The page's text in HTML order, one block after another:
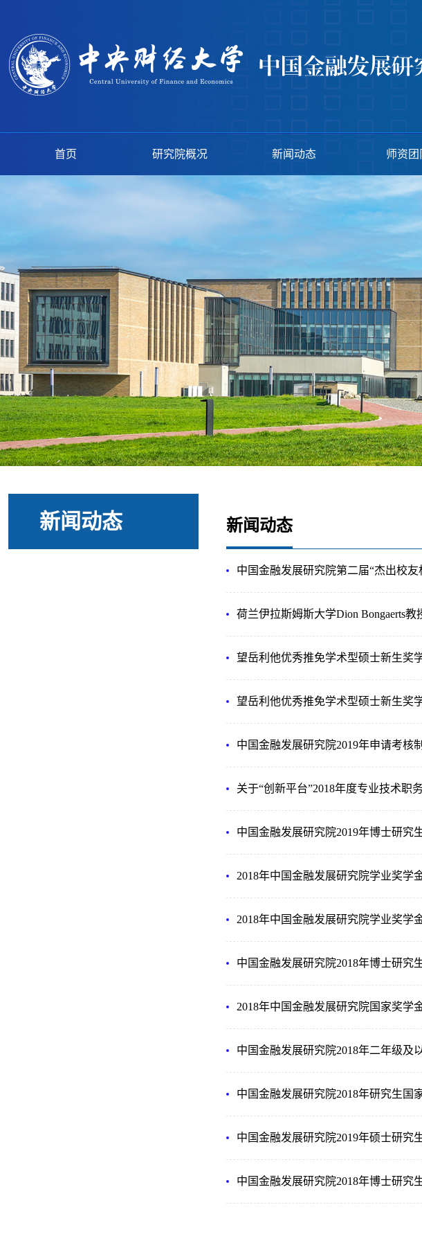
首页 研究院概况 新闻动态 师资团
新闻动态 新闻动态
中国金融发展研究院第二届“杰出校
荷兰伊拉斯姆斯大学Dion Bongaerts
望岳利他优秀推免学术型硕士新生奖
望岳利他优秀推免学术型硕士新生奖
中国金融发展研究院2019年申请考核
关于“创新平台”2018年度专业技术职
中国金融发展研究院2019年博士研究
2018年中国金融发展研究院学业奖学
2018年中国金融发展研究院学业奖学
中国金融发展研究院2018年博士研究
2018年中国金融发展研究院国家奖学
中国金融发展研究院2018年二年级及
中国金融发展研究院2018年研究生国
中国金融发展研究院2019年硕士研究
中国金融发展研究院2018年博士研究